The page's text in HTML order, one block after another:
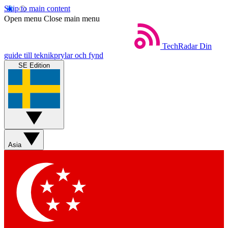
Skip to main content
Open menu Close main menu
TechRadar Din
guide till teknikprylar och fynd
SE Edition
Asia